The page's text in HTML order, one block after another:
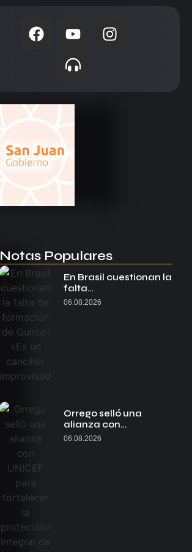
Notas Populares
En Brasil cuestionan la
falta…
06.08.2026
Orrego selló una
alianza con…
06.08.2026